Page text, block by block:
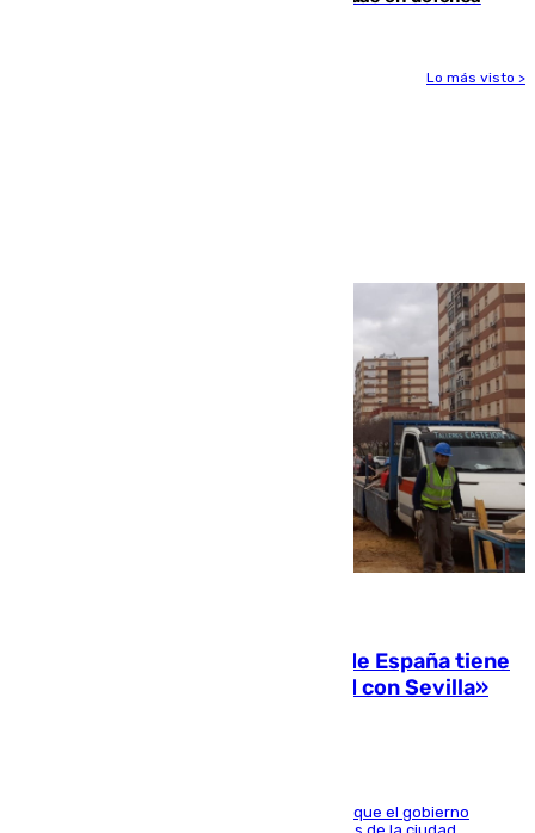
Lo más visto >
Javier Fernández: «El Gobierno de España tiene
una preocupación y una prioridad con Sevilla»
El presidente de la Diputación de Sevilla alega que el gobierno